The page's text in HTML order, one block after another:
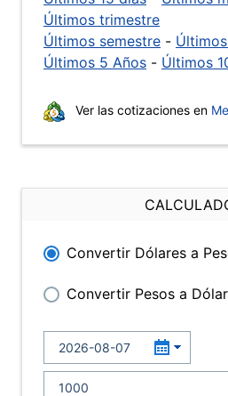
Últimos trimestre
Últimos semestre -
Últimos 5 Años - Últimos
Ver las cotizaciones en
Convertir Dólares a
Convertir Pesos a